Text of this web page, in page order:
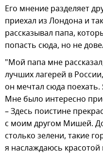
Его мнение разделяет
приехал из Лондона и
рассказывал папа,
попасть сюда, но не
"Мой папа мне
лучших лагерей в
он мечтал сюда
Мне было интересно
– Здесь поистине
с моим другом Мишей.
столько зелени, такие
я наслаждаюсь